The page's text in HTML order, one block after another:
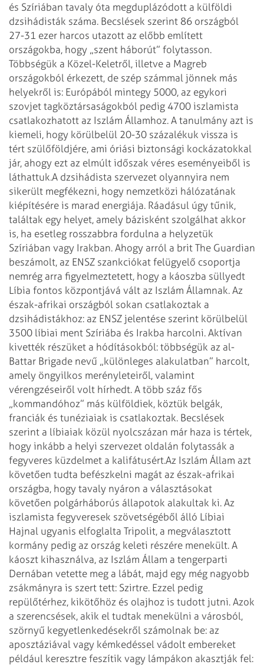
és Szíriában tavaly óta megduplázódott a külföldi
dzsihádisták száma. Becslések szerint 86 országból
27-31 ezer harcos utazott az előbb említett
országokba, hogy „szent háborút” folytasson.
Többségük a Közel-Keletről, illetve a Magreb
országokból érkezett, de szép számmal jönnek más
helyekről is: Európából mintegy 5000, az egykori
szovjet tagköztársaságokból pedig 4700 iszlamista
csatlakozhatott az Iszlám Államhoz. A tanulmány azt is
kiemeli, hogy körülbelül 20-30 százalékuk vissza is
tért szülőföldjére, ami óriási biztonsági kockázatokkal
jár, ahogy ezt az elmúlt időszak véres eseményeiből is
láthattuk.A dzsihádista szervezet olyannyira nem
sikerült megfékezni, hogy nemzetközi hálózatának
kiépítésére is marad energiája. Ráadásul úgy tűnik,
találtak egy helyet, amely bázisként szolgálhat akkor
is, ha esetleg rosszabbra fordulna a helyzetük
Szíriában vagy Irakban. Ahogy arról a brit The Guardian
beszámolt, az ENSZ szankciókat felügyelő csoportja
nemrég arra figyelmeztetett, hogy a káoszba süllyedt
Líbia fontos központjává vált az Iszlám Államnak. Az
észak-afrikai országból sokan csatlakoztak a
dzsihádistákhoz: az ENSZ jelentése szerint körülbelül
3500 líbiai ment Szíriába és Irakba harcolni. Aktívan
kivették részüket a hódításokból: többségük az al-
Battar Brigade nevű „különleges alakulatban” harcolt,
amely öngyilkos merényleteiről, valamint
vérengzéseiről volt hírhedt. A több száz fős
„kommandóhoz” más külföldiek, köztük belgák,
franciák és tunéziaiak is csatlakoztak. Becslések
szerint a líbiaiak közül nyolcszázan már haza is tértek,
hogy inkább a helyi szervezet oldalán folytassák a
fegyveres küzdelmet a kalifátusért.Az Iszlám Állam azt
követően tudta befészkelni magát az észak-afrikai
országba, hogy tavaly nyáron a választásokat
követően polgárháborús állapotok alakultak ki. Az
iszlamista fegyveresek szövetségéből álló Líbiai
Hajnal ugyanis elfoglalta Tripolit, a megválasztott
kormány pedig az ország keleti részére menekült. A
káoszt kihasználva, az Iszlám Állam a tengerparti
Dernában vetette meg a lábát, majd egy még nagyobb
zsákmányra is szert tett: Szirtre. Ezzel pedig
repülőtérhez, kikötőhöz és olajhoz is tudott jutni. Azok
a szerencsések, akik el tudtak menekülni a városból,
szörnyű kegyetlenkedésekről számolnak be: az
aposztáziával vagy kémkedéssel vádolt embereket
például keresztre feszítik vagy lámpákon akasztják fel: